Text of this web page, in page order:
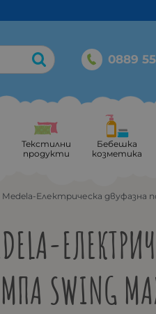
0889
Текстилни
продукти
Бебешка
козметика
Medela-Електрическа двуфазна
SWING